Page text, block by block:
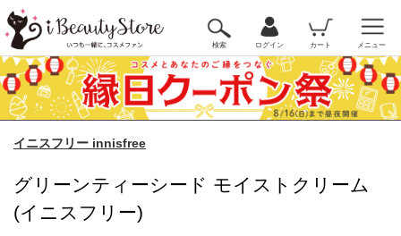
検索 ログイン カート メニュー
イニスフリー innisfree
グリーンティーシード モイストクリーム
(イニスフリー)